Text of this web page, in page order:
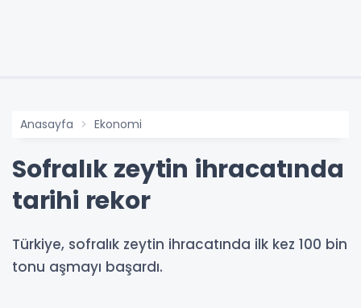
Anasayfa Ekonomi
Sofralık zeytin ihracatında
tarihi rekor
Türkiye, sofralık zeytin ihracatında ilk kez 100 bin
tonu aşmayı başardı.